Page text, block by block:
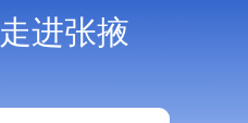
走进张掖